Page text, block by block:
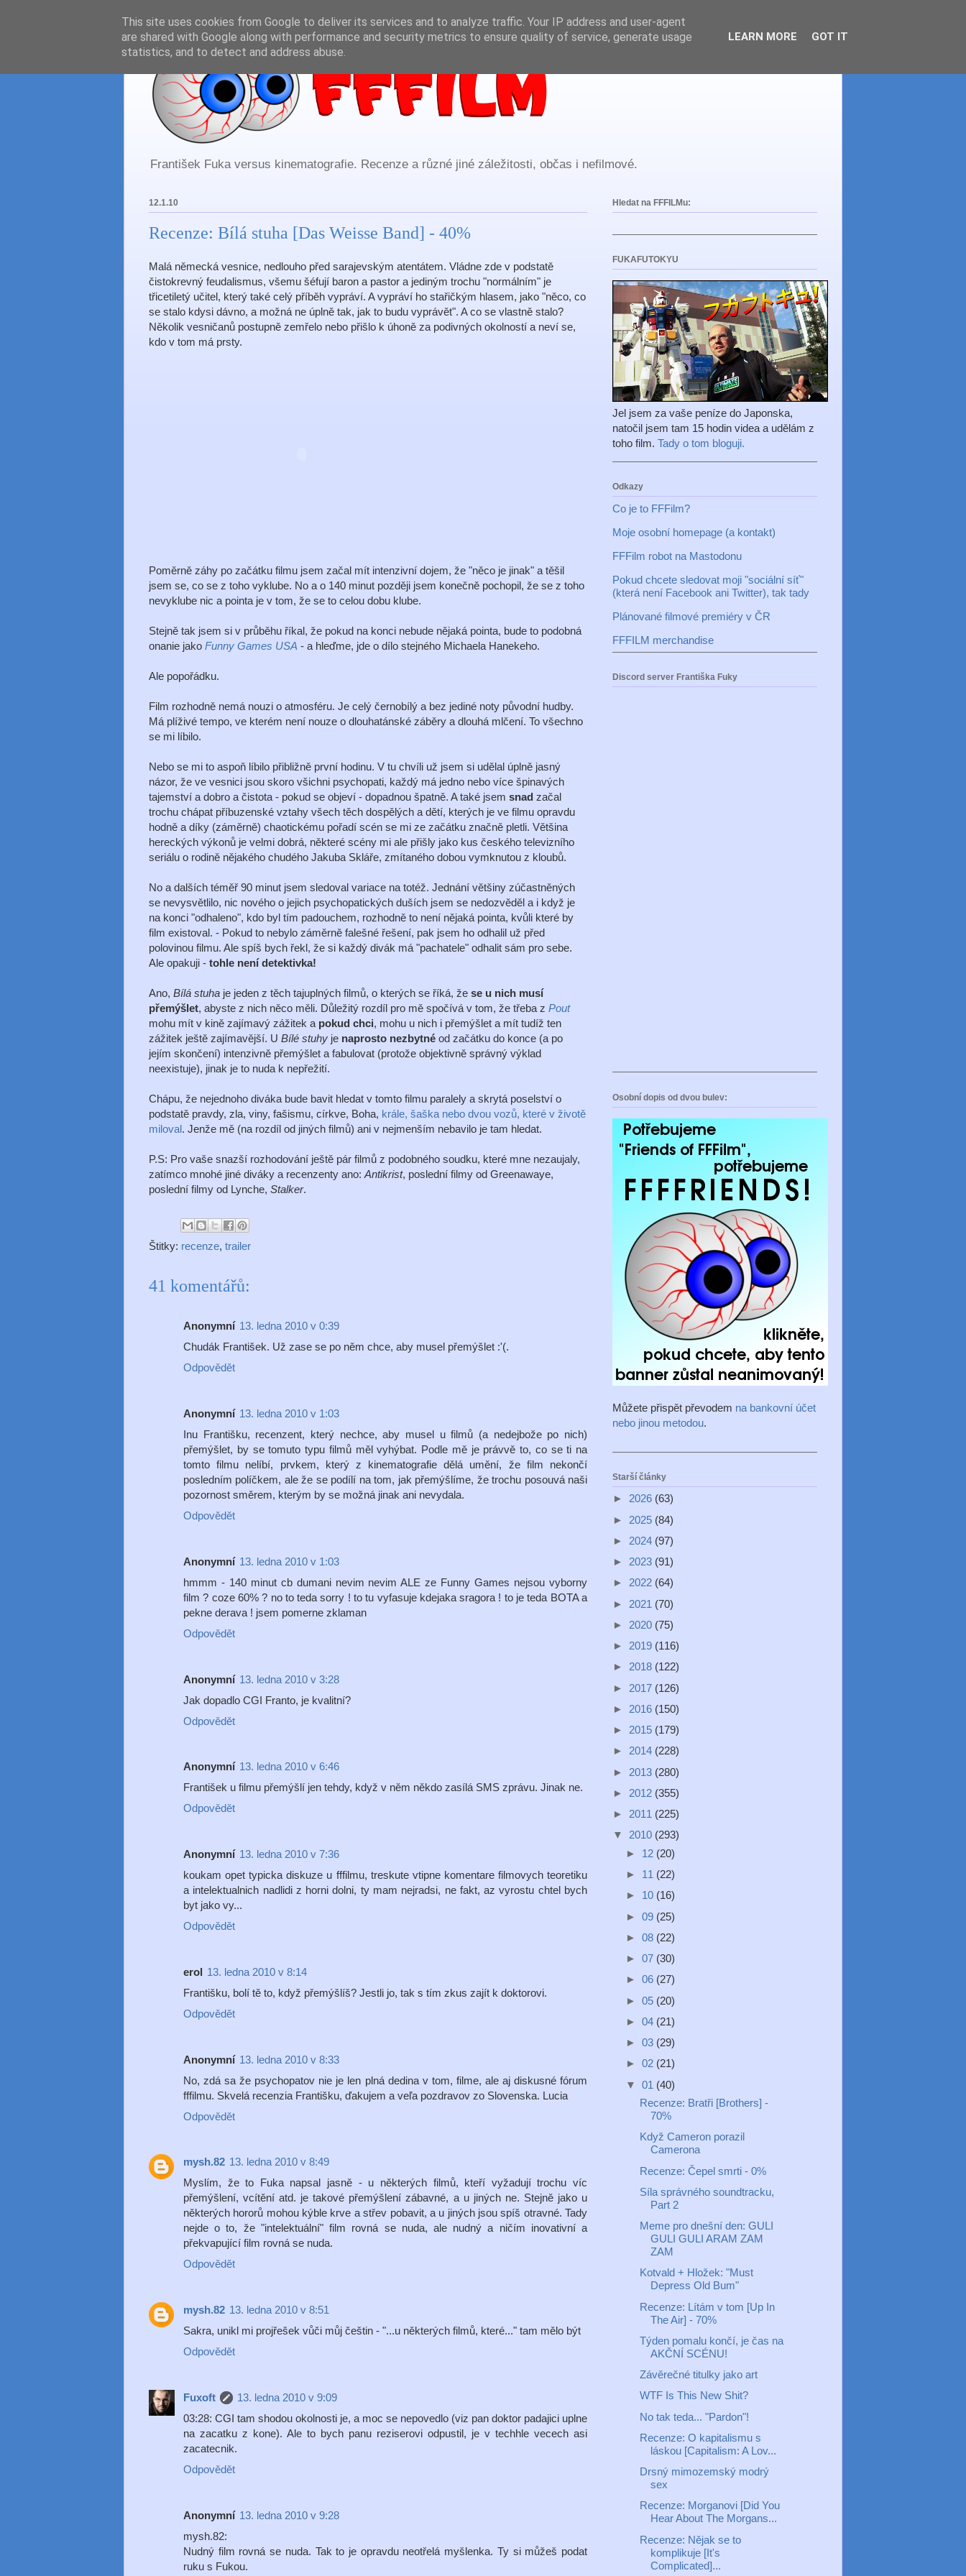
František Fuka versus kinematografie. Recenze a různé jiné záležitosti, občas i nefilmové.
12.1.10
Recenze: Bílá stuha [Das Weisse Band] - 40%
Malá německá vesnice, nedlouho před sarajevským atentátem. Vládne zde v podstatě
čistokrevný feudalismus, všemu šéfují baron a pastor a jediným trochu "normálním" je
třicetiletý učitel, který také celý příběh vypráví. A vypráví ho stařičkým hlasem, jako "něco, co
se stalo kdysi dávno, a možná ne úplně tak, jak to budu vyprávět". A co se vlastně stalo?
Několik vesničanů postupně zemřelo nebo přišlo k úhoně za podivných okolností a neví se,
kdo v tom má prsty.
Poměrně záhy po začátku filmu jsem začal mít intenzivní dojem, že "něco je jinak" a těšil
jsem se, co se z toho vyklube. No a o 140 minut později jsem konečně pochopil, že se z toho
nevyklube nic a pointa je v tom, že se to celou dobu klube.
Stejně tak jsem si v průběhu říkal, že pokud na konci nebude nějaká pointa, bude to podobná
onanie jako Funny Games USA - a hleďme, jde o dílo stejného Michaela Hanekeho.
Ale popořádku.
Film rozhodně nemá nouzi o atmosféru. Je celý černobílý a bez jediné noty původní hudby.
Má plíživé tempo, ve kterém není nouze o dlouhatánské záběry a dlouhá mlčení. To všechno
se mi líbilo.
Nebo se mi to aspoň líbilo přibližně první hodinu. V tu chvíli už jsem si udělal úplně jasný
názor, že ve vesnici jsou skoro všichni psychopati, každý má jedno nebo více špinavých
tajemství a dobro a čistota - pokud se objeví - dopadnou špatně. A také jsem snad začal
trochu chápat příbuzenské vztahy všech těch dospělých a dětí, kterých je ve filmu opravdu
hodně a díky (záměrně) chaotickému pořadí scén se mi ze začátku značně pletli. Většina
hereckých výkonů je velmi dobrá, některé scény mi ale přišly jako kus českého televizního
seriálu o rodině nějakého chudého Jakuba Skláře, zmítaného dobou vymknutou z kloubů.
No a dalších téměř 90 minut jsem sledoval variace na totéž. Jednání většiny zúčastněných
se nevysvětlilo, nic nového o jejich psychopatických duších jsem se nedozvěděl a i když je
na konci "odhaleno", kdo byl tím padouchem, rozhodně to není nějaká pointa, kvůli které by
film existoval. - Pokud to nebylo záměrně falešné řešení, pak jsem ho odhalil už před
polovinou filmu. Ale spíš bych řekl, že si každý divák má "pachatele" odhalit sám pro sebe.
Ale opakuji - tohle není detektivka!
Ano, Bílá stuha je jeden z těch tajuplných filmů, o kterých se říká, že se u nich musí
přemýšlet, abyste z nich něco měli. Důležitý rozdíl pro mě spočívá v tom, že třeba z Pout
mohu mít v kině zajímavý zážitek a pokud chci, mohu u nich i přemýšlet a mít tudíž ten
zážitek ještě zajímavější. U Bílé stuhy je naprosto nezbytné od začátku do konce (a po
jejím skončení) intenzivně přemýšlet a fabulovat (protože objektivně správný výklad
neexistuje), jinak je to nuda k nepřežití.
Chápu, že nejednoho diváka bude bavit hledat v tomto filmu paralely a skrytá poselství o
podstatě pravdy, zla, viny, fašismu, církve, Boha, krále, šaška nebo dvou vozů, které v životě
miloval. Jenže mě (na rozdíl od jiných filmů) ani v nejmenším nebavilo je tam hledat.
P.S: Pro vaše snazší rozhodování ještě pár filmů z podobného soudku, které mne nezaujaly,
zatímco mnohé jiné diváky a recenzenty ano: Antikrist, poslední filmy od Greenawaye,
poslední filmy od Lynche, Stalker.
Štitky: recenze, trailer
41 komentářů:
Anonymní 13. ledna 2010 v 0:39
Chudák František. Už zase se po něm chce, aby musel přemýšlet :'(.
Odpovědět
Anonymní 13. ledna 2010 v 1:03
Inu Františku, recenzent, který nechce, aby musel u filmů (a nedejbože po nich)
přemýšlet, by se tomuto typu filmů měl vyhýbat. Podle mě je právvě to, co se ti na
tomto filmu nelíbí, prvkem, který z kinematografie dělá umění, že film nekončí
posledním políčkem, ale že se podílí na tom, jak přemýšlíme, že trochu posouvá naši
pozornost směrem, kterým by se možná jinak ani nevydala.
Odpovědět
Anonymní 13. ledna 2010 v 1:03
hmmm - 140 minut cb dumani nevim nevim ALE ze Funny Games nejsou vyborny
film ? coze 60% ? no to teda sorry ! to tu vyfasuje kdejaka sragora ! to je teda BOTA a
pekne derava ! jsem pomerne zklaman
Odpovědět
Anonymní 13. ledna 2010 v 3:28
Jak dopadlo CGI Franto, je kvalitní?
Odpovědět
Anonymní 13. ledna 2010 v 6:46
František u filmu přemýšlí jen tehdy, když v něm někdo zasílá SMS zprávu. Jinak ne.
Odpovědět
Anonymní 13. ledna 2010 v 7:36
koukam opet typicka diskuze u fffilmu, treskute vtipne komentare filmovych teoretiku
a intelektualnich nadlidi z horni dolni, ty mam nejradsi, ne fakt, az vyrostu chtel bych
byt jako vy...
Odpovědět
erol 13. ledna 2010 v 8:14
Františku, bolí tě to, když přemýšlíš? Jestli jo, tak s tím zkus zajít k doktorovi.
Odpovědět
Anonymní 13. ledna 2010 v 8:33
No, zdá sa že psychopatov nie je len plná dedina v tom, filme, ale aj diskusné fórum
fffilmu. Skvelá recenzia Františku, ďakujem a veľa pozdravov zo Slovenska. Lucia
Odpovědět
mysh.82 13. ledna 2010 v 8:49
Myslím, že to Fuka napsal jasně - u některých filmů, kteří vyžadují trochu víc
přemýšlení, vcítění atd. je takové přemýšlení zábavné, a u jiných ne. Stejně jako u
některých hororů mohou kýble krve a střev pobavit, a u jiných jsou spíš otravné. Tady
nejde o to, že "intelektuální" film rovná se nuda, ale nudný a ničím inovativní a
překvapující film rovná se nuda.
Odpovědět
mysh.82 13. ledna 2010 v 8:51
Sakra, unikl mi projřešek vůči můj češtin - "...u některých filmů, které..." tam mělo být
Odpovědět
Fuxoft
13. ledna 2010 v 9:09
03:28: CGI tam shodou okolnosti je, a moc se nepovedlo (viz pan doktor padajici uplne
na zacatku z kone). Ale to bych panu reziserovi odpustil, je v techhle vecech asi
zacatecnik.
Odpovědět
Anonymní 13. ledna 2010 v 9:28
mysh.82:
Nudný film rovná se nuda. Tak to je opravdu neotřelá myšlenka. Ty si můžeš podat
ruku s Fukou.
Hledat na FFFILMu:
FUKAFUTOKYU
Jel jsem za vaše peníze do Japonska,
natočil jsem tam 15 hodin videa a udělám z
toho film. Tady o tom bloguji.
Odkazy
Co je to FFFilm?
Moje osobní homepage (a kontakt)
FFFilm robot na Mastodonu
Pokud chcete sledovat moji "sociální síť"
(která není Facebook ani Twitter), tak tady
Plánované filmové premiéry v ČR
FFFILM merchandise
Discord server Františka Fuky
Osobní dopis od dvou bulev:
Můžete přispět převodem na bankovní účet
nebo jinou metodou.
Starší články
► 2026 (63)
► 2025 (84)
► 2024 (97)
► 2023 (91)
► 2022 (64)
► 2021 (70)
► 2020 (75)
► 2019 (116)
► 2018 (122)
► 2017 (126)
► 2016 (150)
► 2015 (179)
► 2014 (228)
► 2013 (280)
► 2012 (355)
► 2011 (225)
▼ 2010 (293)
► 12 (20)
► 11 (22)
► 10 (16)
► 09 (25)
► 08 (22)
► 07 (30)
► 06 (27)
► 05 (20)
► 04 (21)
► 03 (29)
► 02 (21)
▼ 01 (40)
Recenze: Bratři [Brothers] -
70%
Když Cameron porazil
Camerona
Recenze: Čepel smrti - 0%
Síla správného soundtracku,
Part 2
Meme pro dnešní den: GULI
GULI GULI ARAM ZAM
ZAM
Kotvald + Hložek: "Must
Depress Old Bum"
Recenze: Lítám v tom [Up In
The Air] - 70%
Týden pomalu končí, je čas na
AKČNÍ SCÉNU!
Závěrečné titulky jako art
WTF Is This New Shit?
No tak teda... "Pardon"!
Recenze: O kapitalismu s
láskou [Capitalism: A Lov...
Drsný mimozemský modrý
sex
Recenze: Morganovi [Did You
Hear About The Morgans...
Recenze: Nějak se to
komplikuje [It's
Complicated]...
This site uses cookies from Google to deliver its services and to analyze traffic. Your IP address and user-agent
are shared with Google along with performance and security metrics to ensure quality of service, generate usage
statistics, and to detect and address abuse.
LEARN MORE GOT IT